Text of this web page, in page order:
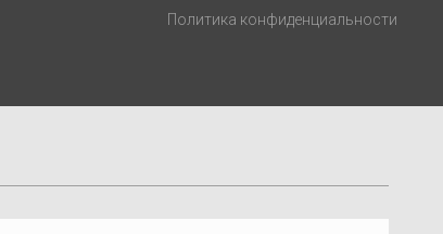
Политика конфиденциальности